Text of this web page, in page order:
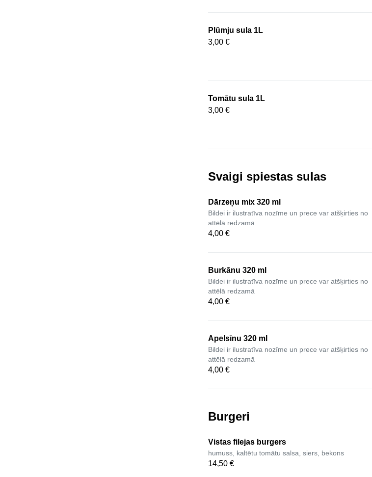
Plūmju sula 1L
3,00 €
Tomātu sula 1L
3,00 €
Svaigi spiestas sulas
Dārzeņu mix 320 ml
Bildei ir ilustratīva nozīme un prece var atšķirties no
attēlā redzamā
4,00 €
Burkānu 320 ml
Bildei ir ilustratīva nozīme un prece var atšķirties no
attēlā redzamā
4,00 €
Apelsīnu 320 ml
Bildei ir ilustratīva nozīme un prece var atšķirties no
attēlā redzamā
4,00 €
Burgeri
Vistas filejas burgers
humuss, kaltētu tomātu salsa, siers, bekons
14,50 €